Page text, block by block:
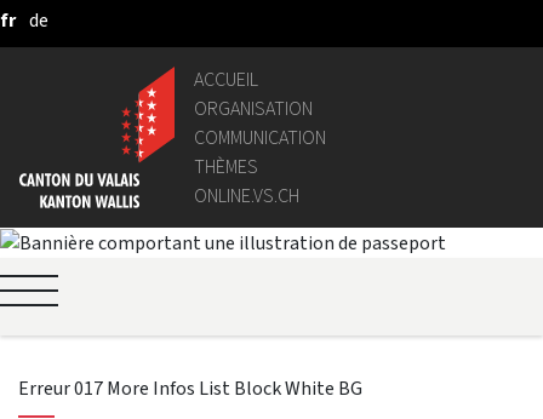
Saut au contenu principal
fr de
ACCUEIL
ORGANISATION
COMMUNICATION
THÈMES
ONLINE.VS.CH
Erreur 017 More Infos List Block White BG